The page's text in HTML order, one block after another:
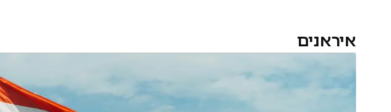
איראנים